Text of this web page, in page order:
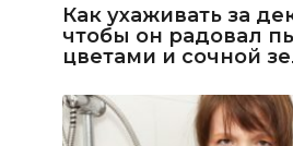
Как ухаживать за
чтобы он радовал
цветами и сочной